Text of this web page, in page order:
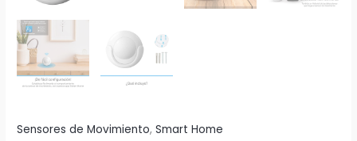
Sensores de Movimiento,Smart Home